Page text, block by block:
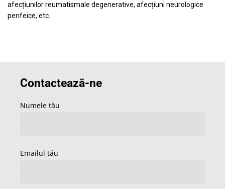
afecțiunilor reumatismale degenerative, afecțiuni neurologice
perifeice, etc.